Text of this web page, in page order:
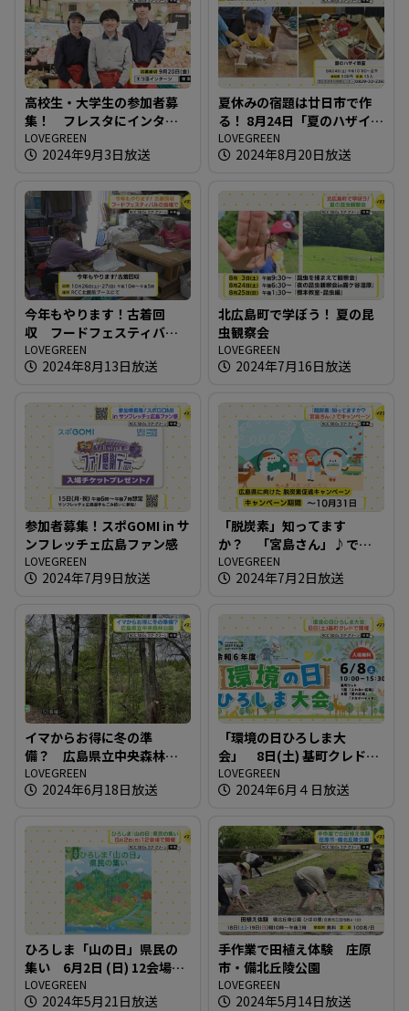
高校生・大学生の参加者募
集！ フレスタにインター
ン！
LOVEGREEN
2024年9月3日放送
夏休みの宿題は廿日市で作
る！ 8月24日「夏のハザイ教
室」
LOVEGREEN
2024年8月20日放送
今年もやります！古着回
収 フードフェスティバル
の会場で
LOVEGREEN
2024年8月13日放送
北広島町で学ぼう！ 夏の昆
虫観察会
LOVEGREEN
2024年7月16日放送
参加者募集！スポGOMI in サ
ンフレッチェ広島ファン感
LOVEGREEN
2024年7月9日放送
「脱炭素」知ってます
か？ 「宮島さん」♪でキ
ャンペーン
LOVEGREEN
2024年7月2日放送
イマからお得に冬の準
備？ 広島県立中央森林公
園
LOVEGREEN
2024年6月18日放送
「環境の日ひろしま大
会」 8日(土) 基町クレドで
開催
LOVEGREEN
2024年6月４日放送
ひろしま「山の日」県民の
集い 6月2日 (日) 12会場で
開催
LOVEGREEN
2024年5月21日放送
手作業で田植え体験 庄原
市・備北丘陵公園
LOVEGREEN
2024年5月14日放送